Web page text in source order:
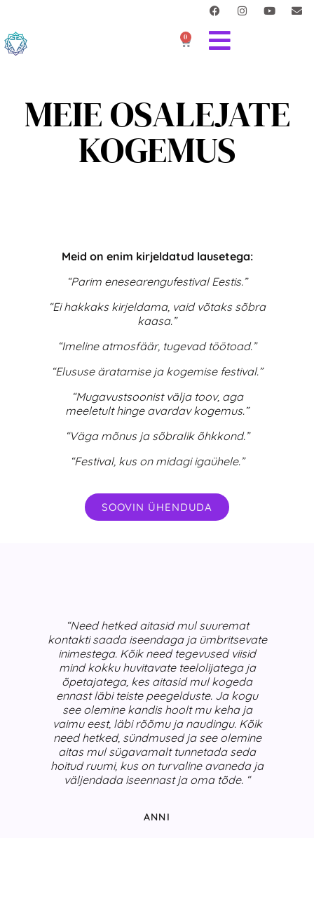
0
MEIE OSALEJATE
KOGEMUS
Meid on enim kirjeldatud lausetega:
“Parim enesearengufestival Eestis.”
“Ei hakkaks kirjeldama, vaid võtaks sõbra
kaasa.”
“Imeline atmosfäär, tugevad töötoad.”
“Elususe äratamise ja kogemise festival.”
“Mugavustsoonist välja toov, aga
meeletult hinge avardav kogemus.”
“Väga mõnus ja sõbralik õhkkond.”
“Festival, kus on midagi igaühele.”
SOOVIN ÜHENDUDA
“Need hetked aitasid mul suuremat
kontakti saada iseendaga ja ümbritsevate
inimestega. Kõik need tegevused viisid
mind kokku huvitavate teelolijatega ja
õpetajatega, kes aitasid mul kogeda
ennast läbi teiste peegelduste. Ja kogu
see olemine kandis hoolt mu keha ja
vaimu eest, läbi rõõmu ja naudingu. Kõik
need hetked, sündmused ja see olemine
aitas mul sügavamalt tunnetada seda
hoitud ruumi, kus on turvaline avaneda ja
väljendada iseennast ja oma tõde. “
ANNI